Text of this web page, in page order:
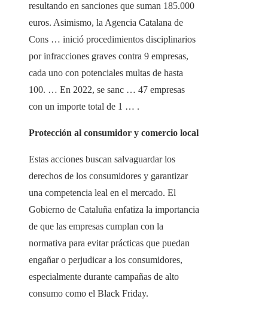
resultando en sanciones que suman 185.000
euros. Asimismo, la Agencia Catalana de
Cons … inició procedimientos disciplinarios
por infracciones graves contra 9 empresas,
cada uno con potenciales multas de hasta
100. … En 2022, se sanc … 47 empresas
con un importe total de 1 … .
Protección al consumidor y comercio local
Estas acciones buscan salvaguardar los
derechos de los consumidores y garantizar
una competencia leal en el mercado. El
Gobierno de Cataluña enfatiza la importancia
de que las empresas cumplan con la
normativa para evitar prácticas que puedan
engañar o perjudicar a los consumidores,
especialmente durante campañas de alto
consumo como el Black Friday.